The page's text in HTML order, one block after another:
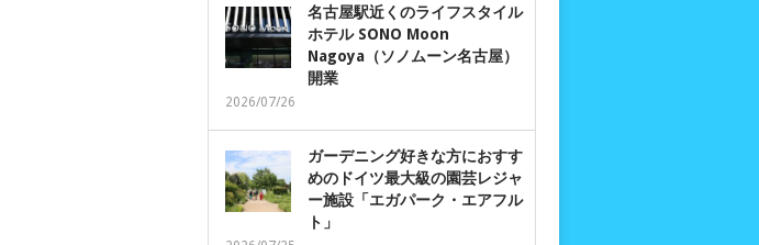
名古屋駅近くのライフスタイル
ホテル SONO Moon
Nagoya（ソノムーン名古屋）
開業
2026/07/26
ガーデニング好きな方におすす
めのドイツ最大級の園芸レジャ
ー施設「エガパーク・エアフル
ト」